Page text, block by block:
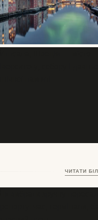
Уппсала, Швеція — місто
північної пам’яті
ЧИТАТИ